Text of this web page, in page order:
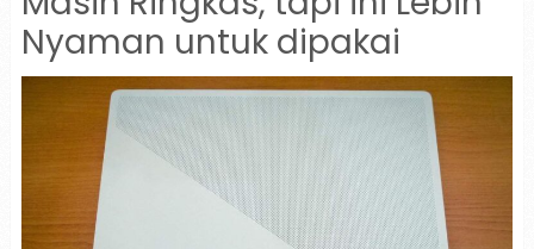
Nyaman untuk dipakai